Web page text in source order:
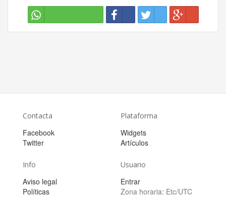
Contacta
Facebook
Twitter
Plataforma
Widgets
Artículos
Info
Aviso legal
Políticas
Usuario
Entrar
Zona horaria: Etc/UTC